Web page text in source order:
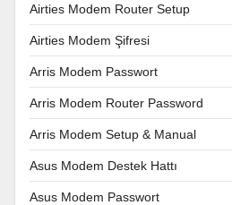
Airties Modem Router Setup
Airties Modem Şifresi
Arris Modem Passwort
Arris Modem Router Password
Arris Modem Setup & Manual
Asus Modem Destek Hattı
Asus Modem Passwort